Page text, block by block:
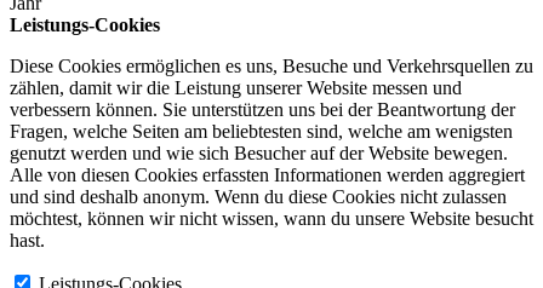
Leistungs-Cookies
Diese Cookies ermöglichen es uns, Besuche und Verkehrsquellen zu
zählen, damit wir die Leistung unserer Website messen und
verbessern können. Sie unterstützen uns bei der Beantwortung der
Fragen, welche Seiten am beliebtesten sind, welche am wenigsten
genutzt werden und wie sich Besucher auf der Website bewegen.
Alle von diesen Cookies erfassten Informationen werden aggregiert
und sind deshalb anonym. Wenn du diese Cookies nicht zulassen
möchtest, können wir nicht wissen, wann du unsere Website besucht
hast.